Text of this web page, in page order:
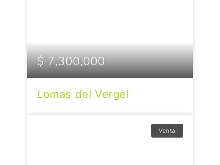
$ 7,300,000
Lomas del Vergel
Venta